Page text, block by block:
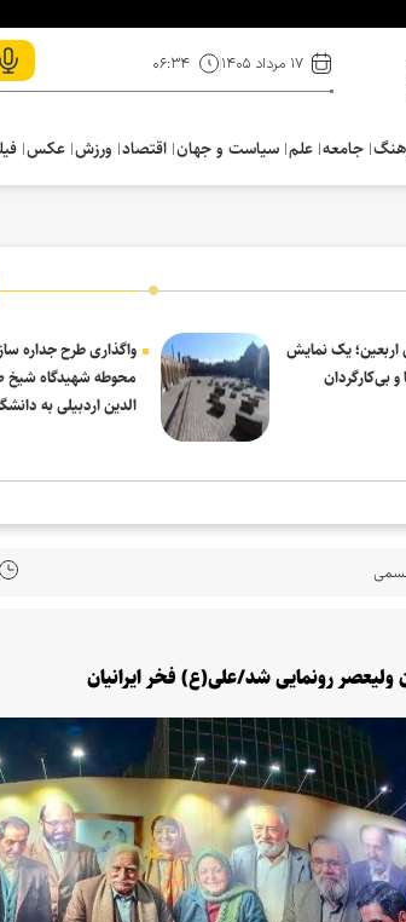
۱۷ مرداد ۱۴۰۵ ۰۶:۳۴
جامعه علم سیاست و جهان اقتصاد ورزش عکس
اربعین؛ یک نمایش
واگذاری طرح جداره
محوطه شهیدگاه
الدین اردبیلی به
ولیعصر رونمایی شد/علی(ع) فخر ایرانیان